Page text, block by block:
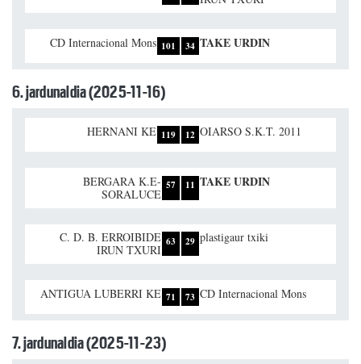
CD Internacional Mons 101 34 TAKE URDIN
6. jardunaldia (2025-11-16)
HERNANI KE 119 12 OIARSO S.K.T. 2011
BERGARA K.E-
SORALUCE
57 11 TAKE URDIN
C. D. B. ERROIBIDE
IRUN TXURI
63 29 plastigaur txiki
ANTIGUA LUBERRI KE 71 73 CD Internacional Mons
7. jardunaldia (2025-11-23)